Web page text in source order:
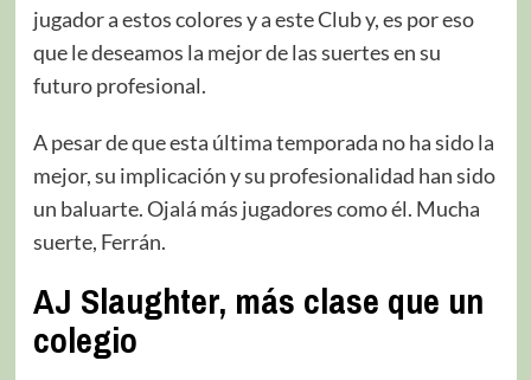
jugador a estos colores y a este Club y, es por eso
que le deseamos la mejor de las suertes en su
futuro profesional.
A pesar de que esta última temporada no ha sido la
mejor, su implicación y su profesionalidad han sido
un baluarte. Ojalá más jugadores como él. Mucha
suerte, Ferrán.
AJ Slaughter, más clase que un
colegio